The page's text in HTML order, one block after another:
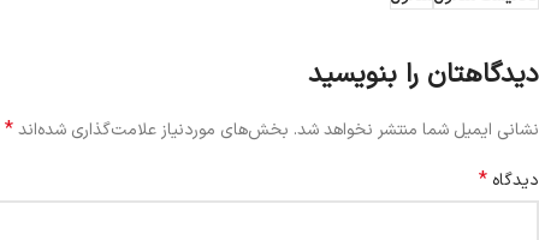
دیدگاهتان را بنویسید
نشانی ایمیل شما منتشر نخواهد شد. بخش‌های موردنیاز علامت‌گذاری شده‌اند*
دیدگاه *